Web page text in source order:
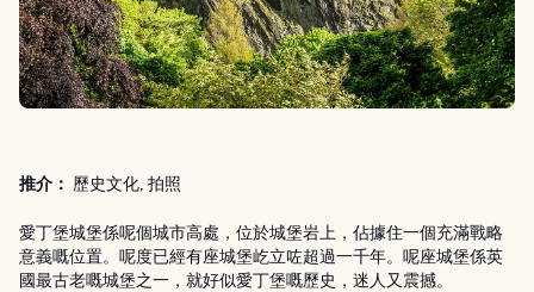
推介： 歷史文化, 拍照
愛丁堡城堡係呢個城市高處，位於城堡岩上，佔據住一個充滿戰略
意義嘅位置。呢度已經有座城堡屹立咗超過一千年。呢座城堡係英
國最古老嘅城堡之一，就好似愛丁堡嘅歷史，迷人又震撼。